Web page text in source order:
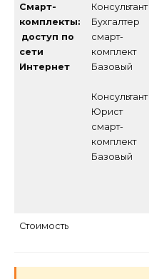
Смарт-
комплекты:
доступ по
сети
Интернет
Консультант
Бухгалтер
смарт-
комплект
Базовый
Консультант
Юрист
смарт-
комплект
Базовый
Стоимость